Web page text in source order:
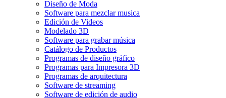
Diseño de Moda
Software para mezclar musica
Edición de Videos
Modelado 3D
Software para grabar música
Catálogo de Productos
Programas de diseño gráfico
Programas para Impresora 3D
Programas de arquitectura
Software de streaming
Software de edición de audio